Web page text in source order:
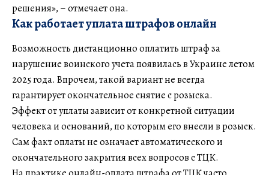
решения», – отмечает она.
Как работает уплата штрафов онлайн
Возможность дистанционно оплатить штраф за
нарушение воинского учета появилась в Украине летом
2025 года. Впрочем, такой вариант не всегда
гарантирует окончательное снятие с розыска.
Эффект от уплаты зависит от конкретной ситуации
человека и оснований, по которым его внесли в розыск.
Сам факт оплаты не означает автоматического и
окончательного закрытия всех вопросов с ТЦК.